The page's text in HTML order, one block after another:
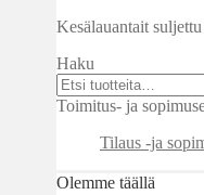
Kesälauantait suljettu
Haku
Etsi:
Toimitus- ja
Tilaus -ja
Olemme täällä